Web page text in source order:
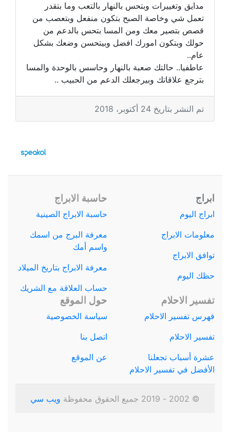
مدايق وتغييرات وبتحس بالنهار بالتعب وما بتقدر
تعمل شي وخاصة الصبح بتكون منفعل وبتعصب من
قصص بتصير معك ومن المسا بتحس بالدعم من
حولك وبتكون امورك افضل وبيتحسن وضعك بشكل
عام..
عاطفيا.. حالتك صعبة بالنهار وحاسس بالوحدة والمسا
بترجع علاقاتك وبيرجعلك الدعم من الحبيب ..
تم النشر بتاريخ 24 أكتوبر، 2018
ابراج
ابراج اليوم
معلومات الابراج
توافق الابراج
حظك اليوم
حاسبة الابراج
حاسبة الابراج الصينية
معرفة البرج من اسمك
واسم أمك
معرفة الابراج بتاريخ الميلاد
حساب العلاقة مع الشريك
تفسير الاحلام
فهرس تفسير الاحلام
تفسير الاحلام
عشرة أسباب تجعلنا
الأفضل في تفسير الاحلام
حول الموقع
سياسة الخصوصية
اتصل بنا
عن الموقع
© 2002 - 2019 جميع الحقوق محفوظة ويب سي